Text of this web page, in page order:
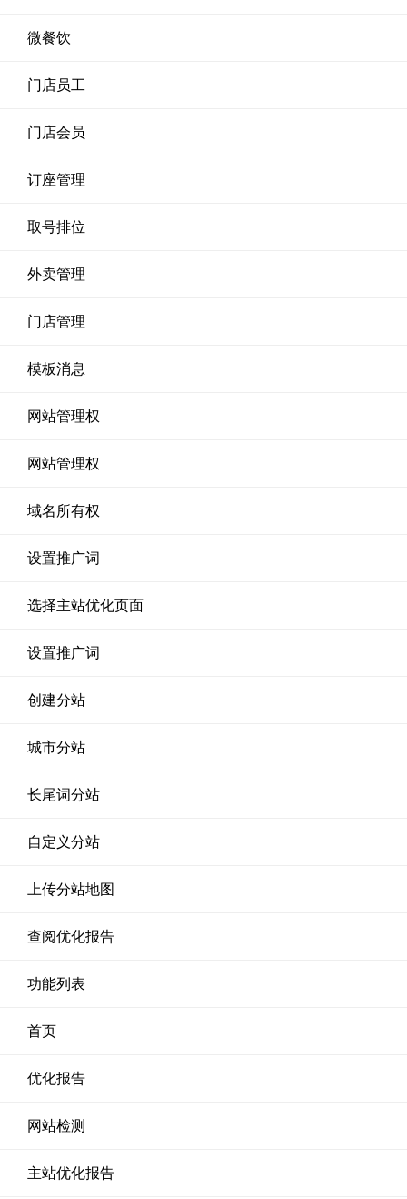
微餐饮
门店员工
门店会员
订座管理
取号排位
外卖管理
门店管理
模板消息
网站管理权
网站管理权
域名所有权
设置推广词
选择主站优化页面
设置推广词
创建分站
城市分站
长尾词分站
自定义分站
上传分站地图
查阅优化报告
功能列表
首页
优化报告
网站检测
主站优化报告